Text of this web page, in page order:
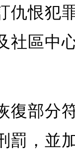
仇恨犯
社區中
復部分
罰，並